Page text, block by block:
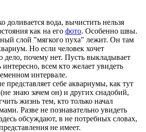
доливается вода, вычистить нельзя
как на его фото. Особенно швы.
слой "мягкого пуха" лежит. Он там
Но если человек хочет
дело, почему нет. Пусть выкладывает
всем кто желает увидеть
интервале.
представляет себе аквариумы, как тут
знаю зачем он) и других снадобий,
жизнь тем, кто только начал
Разве не познавательно увидеть
обсуждают, в не потребных словах,
не имеет.